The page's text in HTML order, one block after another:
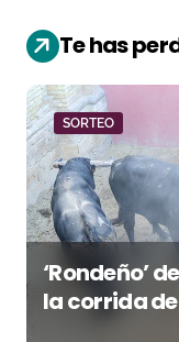
Te has
SORTEO
‘Rondeño’
la corrida